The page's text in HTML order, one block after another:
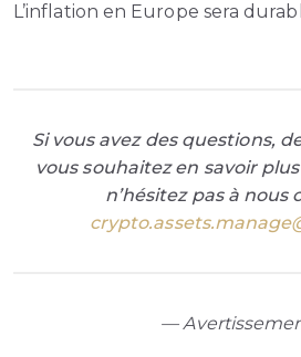
L’inflation en Europe sera
Si vous avez des questions,
vous souhaitez en savoir
n’hésitez pas à nous
—